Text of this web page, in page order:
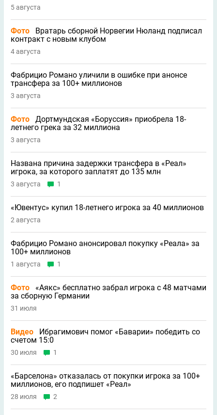
5 августа
Фото
Вратарь сборной Норвегии Нюланд подписал
контракт с новым клубом
4 августа
Фабрицио Романо уличили в ошибке при анонсе
трансфера за 100+ миллионов
3 августа
Фото
Дортмундская «Боруссия» приобрела 18-
летнего грека за 32 миллиона
3 августа
Названа причина задержки трансфера в «Реал»
игрока, за которого заплатят до 135 млн
3 августа 1
«Ювентус» купил 18-летнего игрока за 40 миллионов
2 августа
Фабрицио Романо анонсировал покупку «Реала» за
100+ миллионов
1 августа 1
Фото
«Аякс» бесплатно забрал игрока с 48 матчами
за сборную Германии
31 июля
Видео
Ибрагимович помог «Баварии» победить со
счетом 15:0
30 июля 1
«Барселона» отказалась от покупки игрока за 100+
миллионов, его подпишет «Реал»
28 июля 2